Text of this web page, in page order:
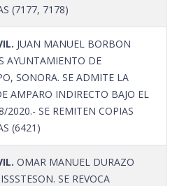
(7177, 7178)
JUAN MANUEL BORBON
AYUNTAMIENTO DE
SONORA. SE ADMITE LA
AMPARO INDIRECTO BAJO EL
2020.- SE REMITEN COPIAS
(6421)
OMAR MANUEL DURAZO
SE REVOCA